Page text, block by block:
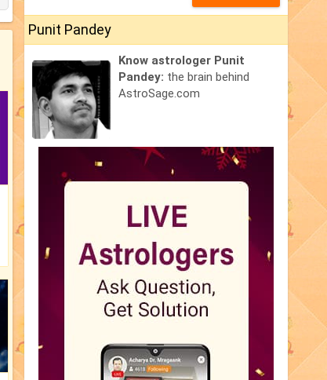
Punit Pandey
Know astrologer Punit
Pandey: the brain behind
AstroSage.com